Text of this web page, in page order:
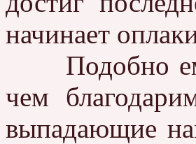
начинает
Подобно
чем
выпадающие